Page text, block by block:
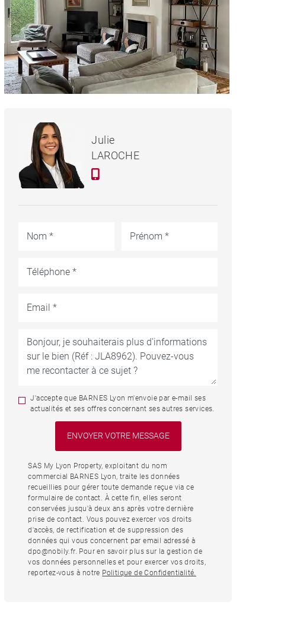
MAISON SAINT-DIDIER-AU-
MONT-D'OR - 184 M²
Julie
LAROCHE
J'accepte que BARNES Lyon m'envoie par e-mail ses
actualités et ses offres concernant ses autres services.
SAS My Lyon Property, exploitant du nom
commercial BARNES Lyon, traite les données
recueillies pour gérer toute demande reçue via ce
formulaire de contact. À cette fin, elles seront
conservées jusqu'à deux ans après votre dernière
prise de contact. Vous pouvez exercer vos droits
d'accès, de rectification et de suppression des
données qui vous concernent par email adressé à
dpo@nobily.fr. Pour en savoir plus sur la gestion de
vos données personnelles et pour exercer vos droits,
reportez-vous à notre Politique de Confidentialité.